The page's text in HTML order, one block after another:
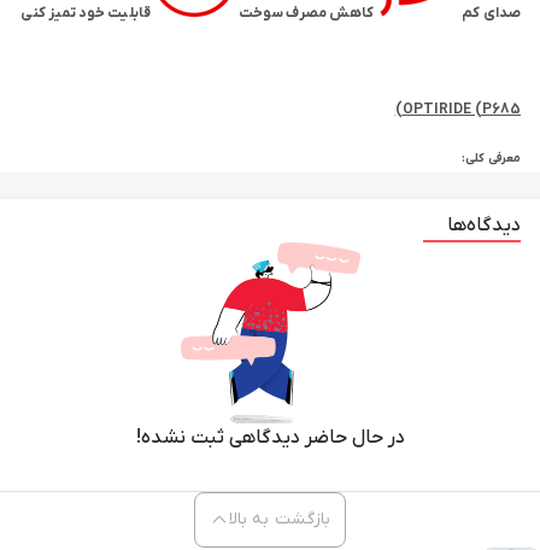
صدای کم کاهش مصرف سوخت قابلیت خود تمیز کنی
OPTIRIDE (P685)
معرفی کلی:
سایزهای مختلف، قابل استفاده برای مصرف کنندگان می باشد.
پترن نامتقارن و چهار شیار رویه تایر علاوه بر پایداری خودرو در پیج ها،
موجب تسهیل خروج آب از سطح تماس تایر با جاده و بهبود خاصیت آب
بلوک های ریز و بهم پیوسته تعبیه شده در پترن کیفیت سواری نرم تایر
بلوک های عریض و بهم پیوسته با شیارهای کم عرض تایر در ناحیه شانه،
علاوه بر افزایش فرمانپذیری، منجر به حفظ حداکثری تماس تایر با سطح
دیدگاه‌ها
در حال حاضر دیدگاهی ثبت نشده!
بازگشت به بالا